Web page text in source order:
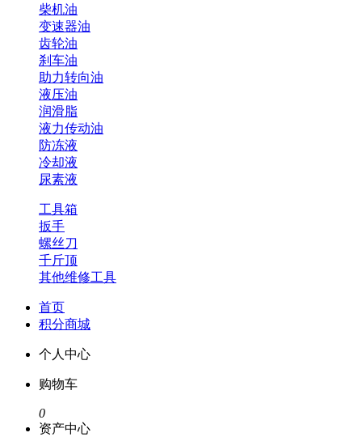
柴机油
变速器油
齿轮油
刹车油
助力转向油
液压油
润滑脂
液力传动油
防冻液
冷却液
尿素液
工具箱
扳手
螺丝刀
千斤顶
其他维修工具
首页
积分商城
个人中心
购物车
0
资产中心